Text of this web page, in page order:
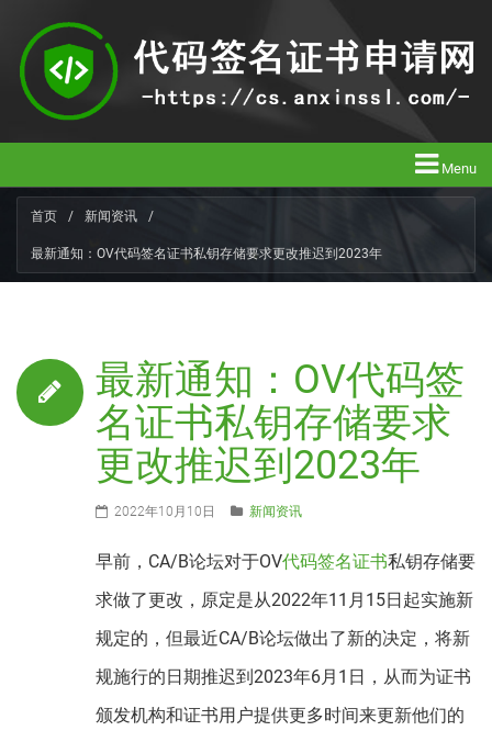
Menu
首页 / 新闻资讯 /
最新通知：OV代码签名证书私钥存储要求更改推迟到2023年
最新通知：OV代码签
名证书私钥存储要求
更改推迟到2023年
2022年10月10日 新闻资讯
早前，CA/B论坛对于OV代码签名证书私钥存储要
求做了更改，原定是从2022年11月15日起实施新
规定的，但最近CA/B论坛做出了新的决定，将新
规施行的日期推迟到2023年6月1日，从而为证书
颁发机构和证书用户提供更多时间来更新他们的